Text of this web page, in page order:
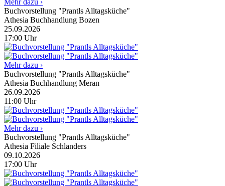
Buchvorstellung "Prantls Alltagsküche"
Athesia Buchhandlung Bozen
25.09.2026
17:00 Uhr
Mehr dazu ›
Buchvorstellung "Prantls Alltagsküche"
Athesia Buchhandlung Meran
26.09.2026
11:00 Uhr
Mehr dazu ›
Buchvorstellung "Prantls Alltagsküche"
Athesia Filiale Schlanders
09.10.2026
17:00 Uhr